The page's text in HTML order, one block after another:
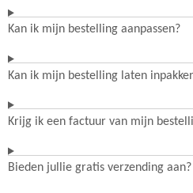
Kan ik mijn bestelling aanpassen?
Kan ik mijn bestelling laten
Krijg ik een factuur van mijn
Bieden jullie gratis verzending aan?